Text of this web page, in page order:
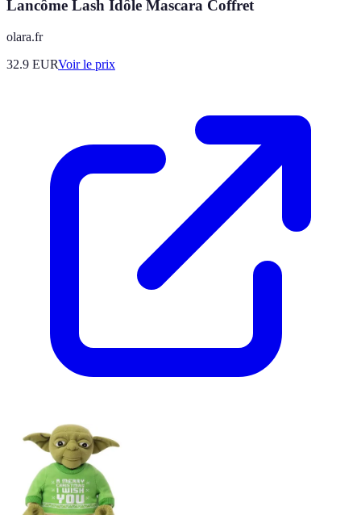
Lancôme Lash Idôle Mascara Coffret
olara.fr
32.9 EURVoir le prix